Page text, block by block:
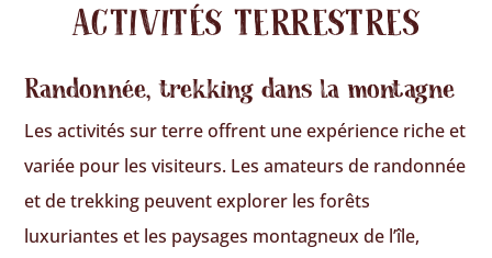
ACTIVITÉS TERRESTRES
Randonnée, trekking dans la montagne
Les activités sur terre offrent une expérience riche et
variée pour les visiteurs. Les amateurs de randonnée
et de trekking peuvent explorer les forêts
luxuriantes et les paysages montagneux de l’île,